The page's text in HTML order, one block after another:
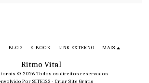
Ritmo Vital
© 2026 Todos os direitos reservados
Por SITE123 - Criar Site Grátis
BLOG E-BOOK LINK EXTERNO MAIS